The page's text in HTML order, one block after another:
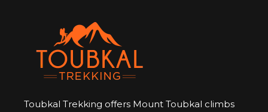
Toubkal Trekking offers Mount Toubkal climbs